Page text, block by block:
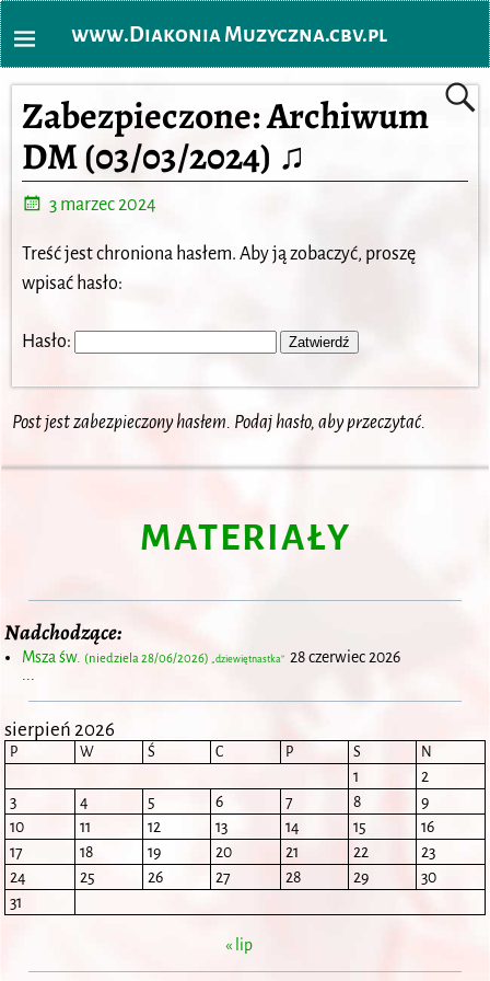
www.Diakonia Muzyczna.cbv.pl
Zabezpieczone: Archiwum
DM (03/03/2024) ♫
3 marzec 2024
Treść jest chroniona hasłem. Aby ją zobaczyć, proszę
wpisać hasło:
Hasło:
Post jest zabezpieczony hasłem. Podaj hasło, aby przeczytać.
MATERIAŁY
Nadchodzące:
Msza św. (niedziela 28/06/2026) „dziewiętnastka” 28 czerwiec 2026
sierpień 2026
P W Ś C P S N
1
2
3
4 5 6 7 8
9
10
11 12 13 14 15
16
17
18 19 20 21 22
23
24
25 26 27 28 29
30
31
« lip